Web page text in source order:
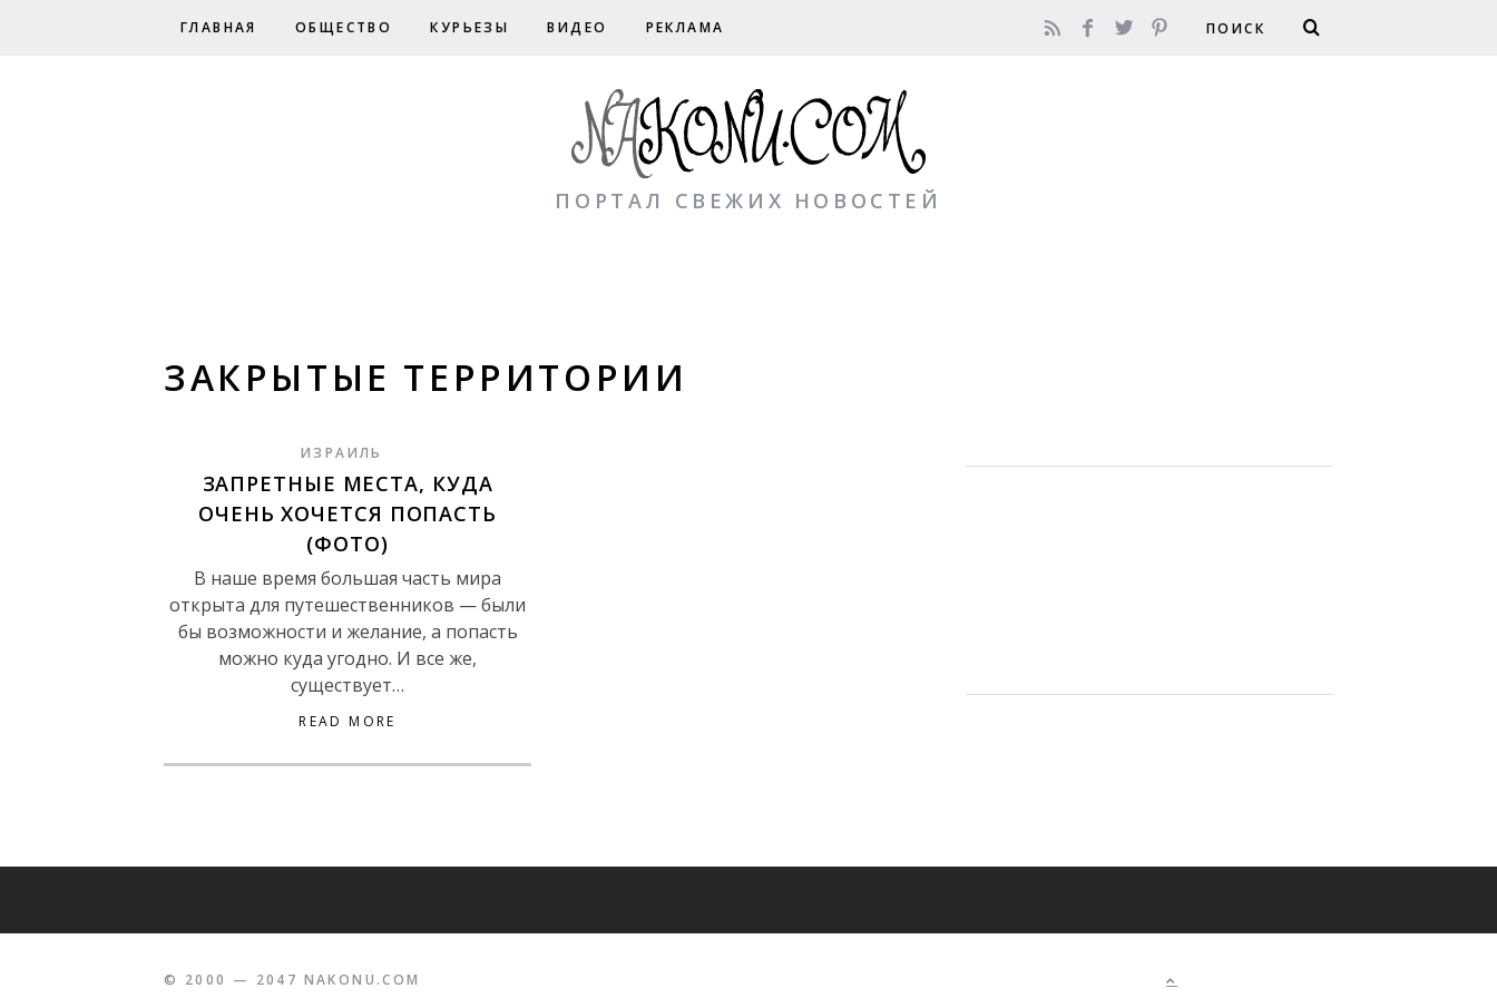
ГЛАВНАЯ ОБЩЕСТВО КУРЬЕЗЫ ВИДЕО РЕКЛАМА
ПОРТАЛ СВЕЖИХ НОВОСТЕЙ
ЗАКРЫТЫЕ ТЕРРИТОРИИ
ИЗРАИЛЬ
ЗАПРЕТНЫЕ МЕСТА, КУДА
ОЧЕНЬ ХОЧЕТСЯ ПОПАСТЬ
(ФОТО)
В наше время большая часть мира
открыта для путешественников — были
бы возможности и желание, а попасть
можно куда угодно. И все же,
существует…
READ MORE
© 2000 — 2047 NAKONU.COM